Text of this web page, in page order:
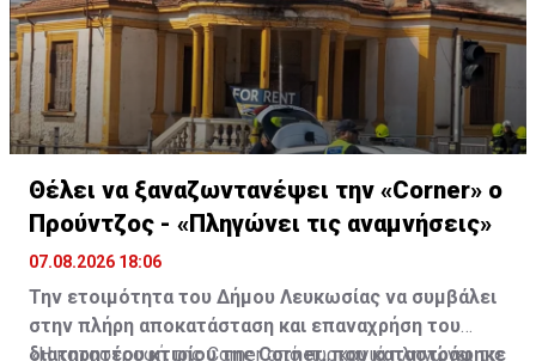
Θέλει να ξαναζωντανέψει την «Corner» o
Προύντζος - «Πληγώνει τις αναμνήσεις»
07.08.2026 18:06
Την ετοιμότητα του Δήμου Λευκωσίας να συμβάλει
στην πλήρη αποκατάσταση και επαναχρήση του
διατηρητέου κτιρίου της Corner, που καταστράφηκε
«Η καταστροφή της Corner από πυρκαγιά πληγώνει τις